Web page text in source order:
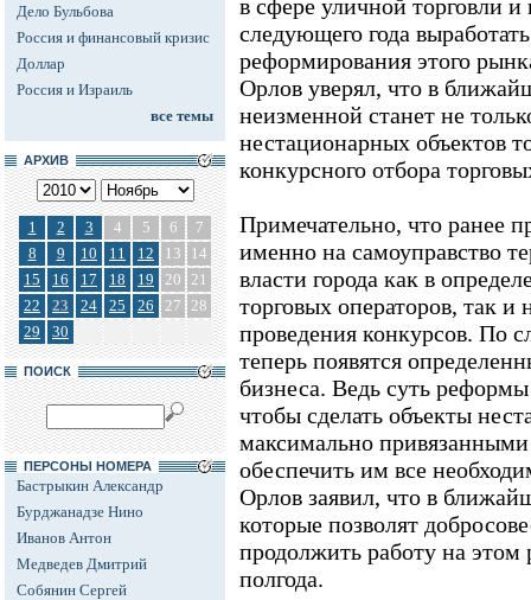
Дело Бульбова
Россия и финансовый кризис
Доллар
Россия и Израиль
все темы
АРХИВ
1 2 3 4 5 6
7
8
9 10 11 12 13
14
15
16 17 18 19 20 21
22
23 24 25 26 27 28
29
30
ПОИСК
ПЕРСОНЫ НОМЕРА
Бастрыкин Александр
Бурджанадзе Нино
Иванов Антон
Медведев Дмитрий
Собянин Сергей
в сфере уличной торговли
следующего года
реформирования этого
Орлов уверял, что в
неизменной станет не
нестационарных объектов
конкурсного отбора
Примечательно, что ранее
именно на самоуправство
власти города как в
торговых операторов, так и
проведения конкурсов. По
теперь появятся
бизнеса. Ведь суть
чтобы сделать объекты
максимально
обеспечить им все
Орлов заявил, что в
которые позволят
продолжить работу на
полгода.